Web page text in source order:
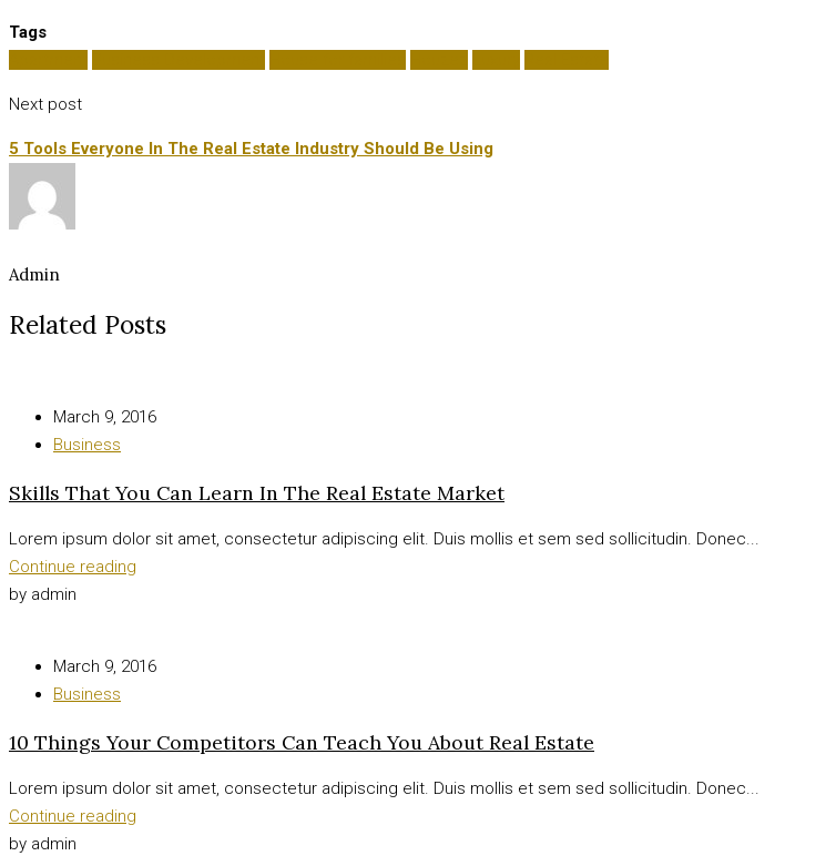
Tags
Next post
5 Tools Everyone In The Real Estate Industry Should Be Using
Admin
Related Posts
March 9, 2016
Business
Skills That You Can Learn In The Real Estate Market
Lorem ipsum dolor sit amet, consectetur adipiscing elit. Duis mollis et sem sed sollicitudin. Donec...
Continue reading
by admin
March 9, 2016
Business
10 Things Your Competitors Can Teach You About Real Estate
Lorem ipsum dolor sit amet, consectetur adipiscing elit. Duis mollis et sem sed sollicitudin. Donec...
Continue reading
by admin